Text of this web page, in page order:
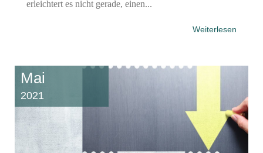
erleichtert es nicht gerade, einen...
Weiterlesen
Mai
2021